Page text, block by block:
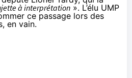
à interprétation ». L’élu UMP
ce passage lors des
en vain.